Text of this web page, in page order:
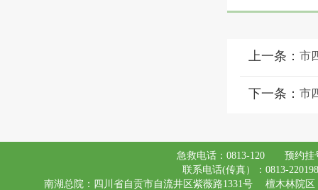
上一条： 市
下一条： 市
急救电话：0813-120 预约挂号
联系电话(传真）：0813-
南湖总院：四川省自贡市自流井区紫薇路1331号 檀木林院